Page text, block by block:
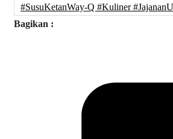
#SusuKetanWay-Q #Kuliner
Bagikan :